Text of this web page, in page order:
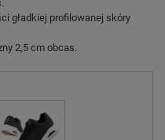
gładkiej profilowanej skóry
2,5 cm obcas.